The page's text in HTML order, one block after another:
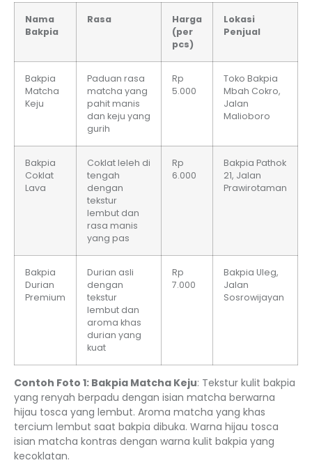
Nama
Bakpia
Rasa
Harga
(per
pcs)
Lokasi
Penjual
Bakpia
Matcha
Keju
Paduan rasa
matcha yang
pahit manis
dan keju yang
gurih
Rp
5.000
Toko Bakpia
Mbah Cokro,
Jalan
Malioboro
Bakpia
Coklat
Lava
Coklat leleh di
tengah
dengan
tekstur
lembut dan
rasa manis
yang pas
Rp
6.000
Bakpia Pathok
21, Jalan
Prawirotaman
Bakpia
Durian
Premium
Durian asli
dengan
tekstur
lembut dan
aroma khas
durian yang
kuat
Rp
7.000
Bakpia Uleg,
Jalan
Sosrowijayan
Contoh Foto 1: Bakpia Matcha Keju: Tekstur kulit bakpia
yang renyah berpadu dengan isian matcha berwarna
hijau tosca yang lembut. Aroma matcha yang khas
tercium lembut saat bakpia dibuka. Warna hijau tosca
isian matcha kontras dengan warna kulit bakpia yang
kecoklatan.